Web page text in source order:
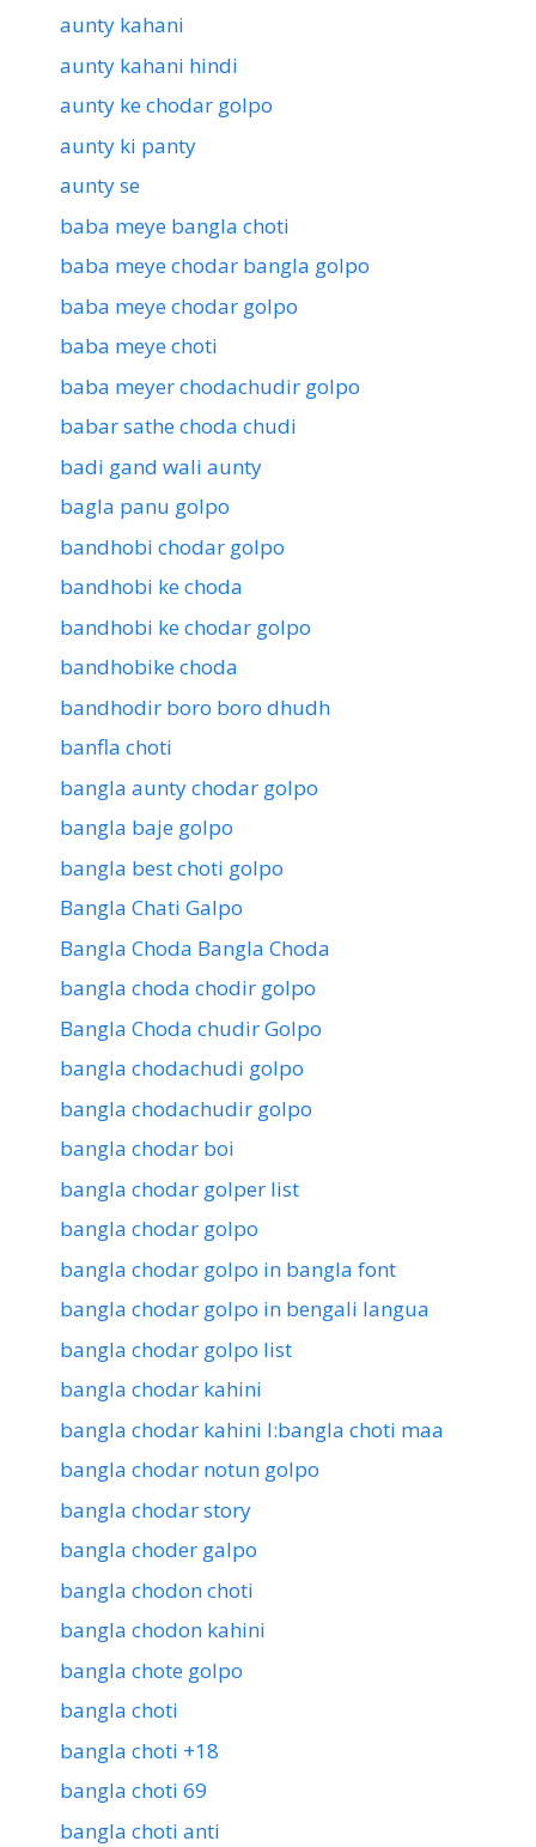
aunty kahani
aunty kahani hindi
aunty ke chodar golpo
aunty ki panty
aunty se
baba meye bangla choti
baba meye chodar bangla golpo
baba meye chodar golpo
baba meye choti
baba meyer chodachudir golpo
babar sathe choda chudi
badi gand wali aunty
bagla panu golpo
bandhobi chodar golpo
bandhobi ke choda
bandhobi ke chodar golpo
bandhobike choda
bandhodir boro boro dhudh
banfla choti
bangla aunty chodar golpo
bangla baje golpo
bangla best choti golpo
Bangla Chati Galpo
Bangla Choda Bangla Choda
bangla choda chodir golpo
Bangla Choda chudir Golpo
bangla chodachudi golpo
bangla chodachudir golpo
bangla chodar boi
bangla chodar golper list
bangla chodar golpo
bangla chodar golpo in bangla font
bangla chodar golpo in bengali langua
bangla chodar golpo list
bangla chodar kahini
bangla chodar kahini l:bangla choti maa
bangla chodar notun golpo
bangla chodar story
bangla choder galpo
bangla chodon choti
bangla chodon kahini
bangla chote golpo
bangla choti
bangla choti +18
bangla choti 69
bangla choti anti